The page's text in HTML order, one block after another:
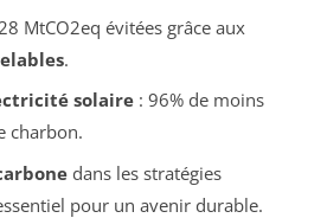
MtCO2eq évitées grâce aux
.
solaire: 96% de moins
charbon.
dans les stratégies
pour un avenir durable.